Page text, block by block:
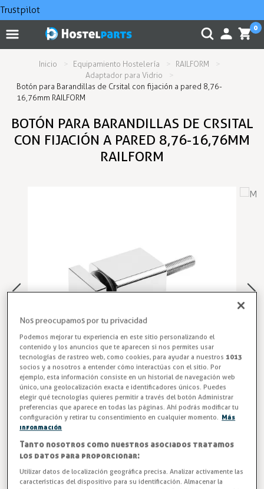
Trustpilot
0
Inicio Equipamiento Hostelería
RAILFORM
Adaptador para Vidrio
Botón para Barandillas de Crsital con fijación a pared 8,76-
16,76mm RAILFORM
BOTÓN PARA BARANDILLAS DE CRSITAL
CON FIJACIÓN A PARED 8,76-16,76MM
RAILFORM
Soporte Adaptador para Vidrio
Adaptador rectangular para vidrio 8,76-16,76mm, con
regulación y fijación para pared
Entrega entre 5 y 7 días
Nos preocupamos por tu privacidad
Podemos mejorar tu experiencia en este sitio personalizando el
contenido y los anuncios que te aparecen si nos permites usar
tecnologías de rastreo web, como cookies, para ayudar a nuestros 1013
socios y a nosotros a entender cómo interactúas con el sitio. Por
ejemplo, esta información consiste en un historial de navegación web
único, una geolocalización exacta e identificadores únicos. Puedes
elegir qué tecnologías quieres permitir a través del botón Administrar
preferencias que aparece en todas las páginas. Ahí podrás modificar tu
configuración y retirar tu consentimiento en cualquier momento. Más
información
Tanto nosotros como nuestros asociados tratamos
los datos para proporcionar:
Utilizar datos de localización geográfica precisa. Analizar activamente las
características del dispositivo para su identificación. Almacenar la